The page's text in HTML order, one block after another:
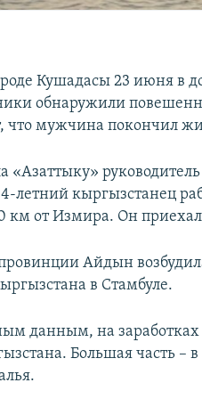
Кушадасы 23 июня в
обнаружили
что мужчина покончил
«Азаттыку»
летний кыргызстанец
км от Измира. Он приехал
Айдын
в Стамбуле.
данным, на заработках
Большая часть –